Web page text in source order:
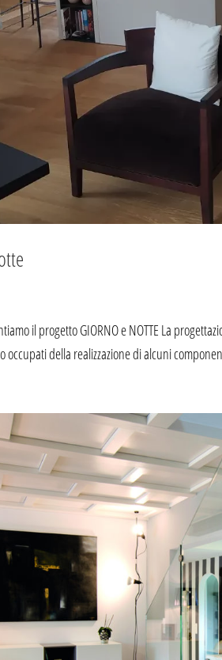
il progetto GIORNO e NOTTE La
occupati della realizzazione di alcuni